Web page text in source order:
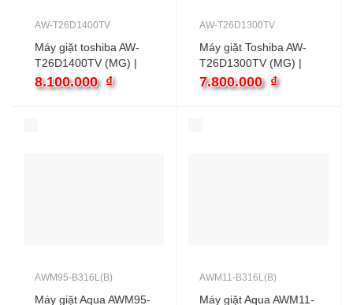
AW-T26D1400TV
Máy giặt toshiba AW-
T26D1400TV (MG) |
13kg cửa ngang
inverter
8.100.000 ₫
AW-T26D1300TV
Máy giặt Toshiba AW-
T26D1300TV (MG) |
12kg cửa ngang
inverter
7.800.000 ₫
AWM95-B316L(B)
Máy giặt Aqua AWM95-
AWM11-B316L(B)
Máy giặt Aqua AWM11-